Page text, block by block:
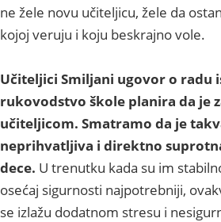
ne žele novu učiteljicu, žele da
kojoj veruju i koju beskrajno vole.
Učiteljici Smiljani ugovor o radu
rukovodstvo škole planira da je
učiteljicom. Smatramo da je
neprihvatljiva i direktno
dece. U trenutku kada su im
osećaj sigurnosti najpotrebniji,
se izlažu dodatnom stresu i